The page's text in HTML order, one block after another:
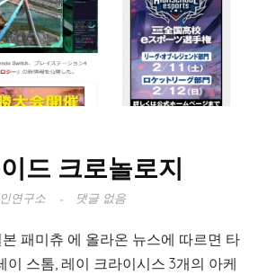
드 크로놀로지
연구소 댓글 없음
패미츄 에 올라온 뉴스에 따르면 타
이 스톰, 레이 크라이시스 3개의 아케